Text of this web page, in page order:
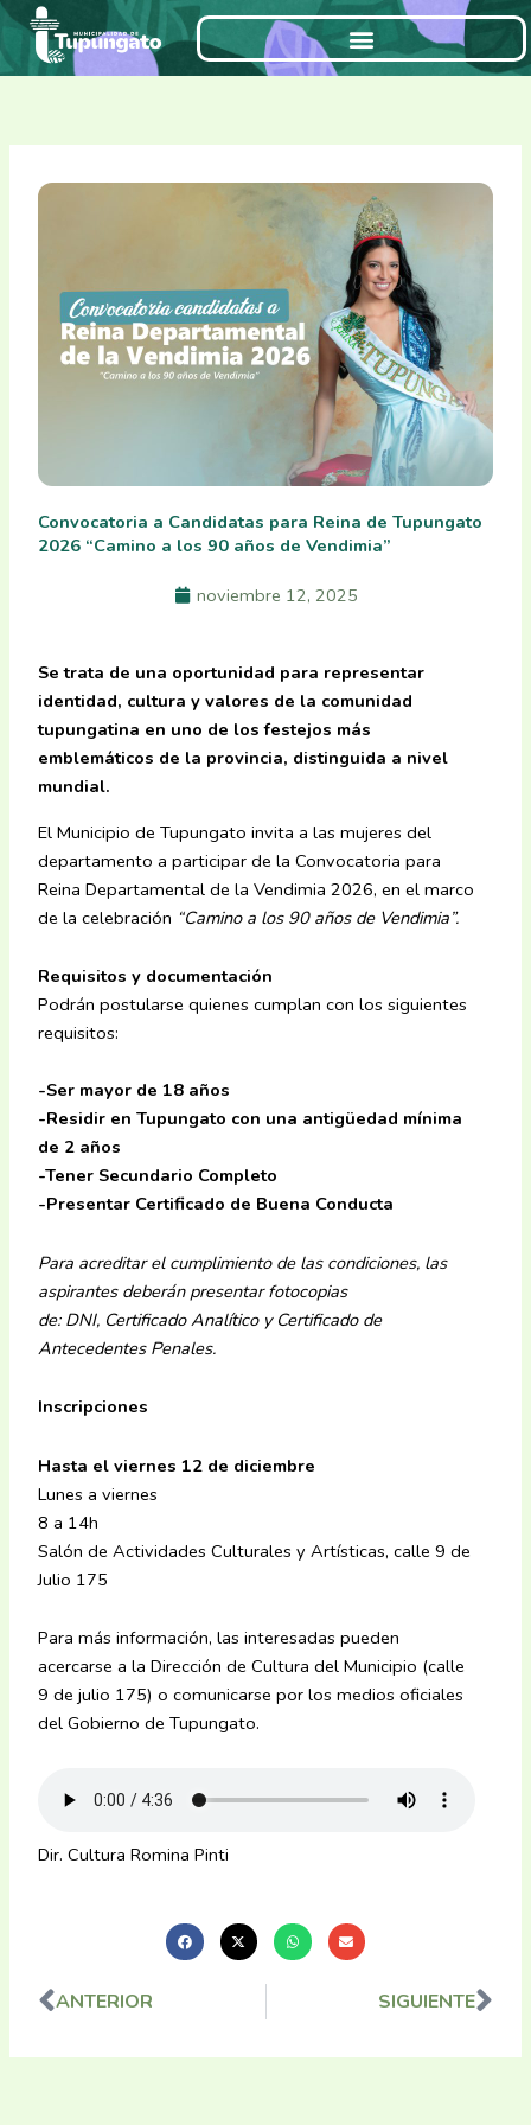
Ir
contenido
Convocatoria a Candidatas para Reina de Tupungato
2026 “Camino a los 90 años de Vendimia”
noviembre 12, 2025
Se trata de una oportunidad para representar
identidad, cultura y valores de la comunidad
tupungatina en uno de los festejos más
emblemáticos de la provincia, distinguida a nivel
mundial.
El Municipio de Tupungato invita a las mujeres del
departamento a participar de la Convocatoria para
Reina Departamental de la Vendimia 2026, en el marco
de la celebración “Camino a los 90 años de Vendimia”.
Requisitos y documentación
Podrán postularse quienes cumplan con los siguientes
requisitos:
-Ser mayor de 18 años
-Residir en Tupungato con una antigüedad mínima
de 2 años
-Tener Secundario Completo
-Presentar Certificado de Buena Conducta
Para acreditar el cumplimiento de las condiciones, las
aspirantes deberán presentar fotocopias
de: DNI, Certificado Analítico y Certificado de
Antecedentes Penales.
Inscripciones
Hasta el viernes 12 de diciembre
Lunes a viernes
8 a 14h
Salón de Actividades Culturales y Artísticas, calle 9 de
Julio 175
Para más información, las interesadas pueden
acercarse a la Dirección de Cultura del Municipio (calle
9 de julio 175) o comunicarse por los medios oficiales
del Gobierno de Tupungato.
Dir. Cultura Romina Pinti
Ant
ANTERIOR SIGUIENTE